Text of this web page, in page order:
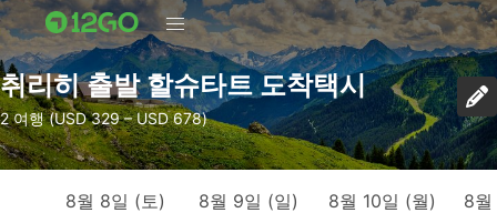
취리히 출발 할슈타트 도착택시
2 여행 (USD 329 – USD 678)
8월 8일 (토) 8월 9일 (일) 8월 10일 (월) 8월